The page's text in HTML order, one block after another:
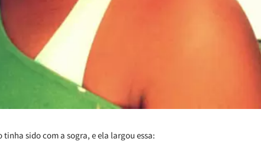
sido com a sogra, e ela largou essa: